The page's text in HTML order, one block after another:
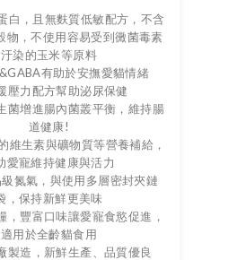
白，且無麩質低敏配方，不含
物，不使用容易受到黴菌毒素
汙染的玉米等原料
有助於安撫愛貓情緒
壓力配方幫助泌尿保健
菌增進腸內菌叢平衡，維持腸
道健康!
維生素與礦物質等營養補給，
愛寵維持健康與活力
氮氣，與使用多層密封夾鏈
，保持新鮮更美味
豐富口味讓愛寵食慾促進，
適用於全齡貓食用
製造，新鮮生產、品質優良